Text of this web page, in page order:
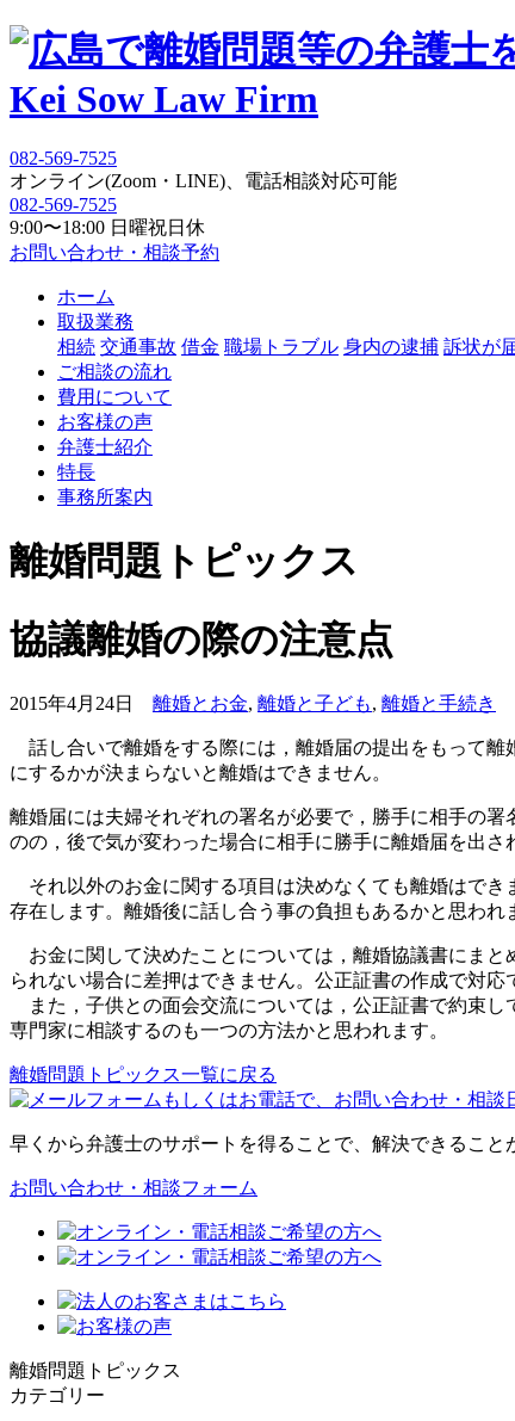
Kei Sow Law Firm
082-569-7525
オンライン(Zoom・LINE)、電話相談対応可能
082-569-7525
9:00〜18:00 日曜祝日休
お問い合わせ・相談予約
ホーム
取扱業務
相続 交通事故 借金 職場トラブル 身内の逮捕 訴状が
ご相談の流れ
費用について
お客様の声
弁護士紹介
特長
事務所案内
離婚問題トピックス
協議離婚の際の注意点
2015年4月24日 離婚とお金, 離婚と子ども, 離婚と手続き
話し合いで離婚をする際には，離婚届の提出をもって離
にするかが決まらないと離婚はできません。
離婚届には夫婦それぞれの署名が必要で，勝手に相手の
のの，後で気が変わった場合に相手に勝手に離婚届を出さ
それ以外のお金に関する項目は決めなくても離婚はでき
存在します。離婚後に話し合う事の負担もあるかと思わ
お金に関して決めたことについては，離婚協議書にまと
られない場合に差押はできません。公正証書の作成で対
また，子供との面会交流については，公正証書で約束し
専門家に相談するのも一つの方法かと思われます。
離婚問題トピックス一覧に戻る
早くから弁護士のサポートを得ることで、解決できるこ
お問い合わせ・相談フォーム
離婚問題トピックス
カテゴリー